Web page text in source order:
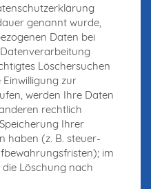
genannt wurde,
Daten bei
Löschersuchen
zur
werden Ihre Daten
rechtlich
Ihrer
haben (z. B. steuer-
im
Löschung nach